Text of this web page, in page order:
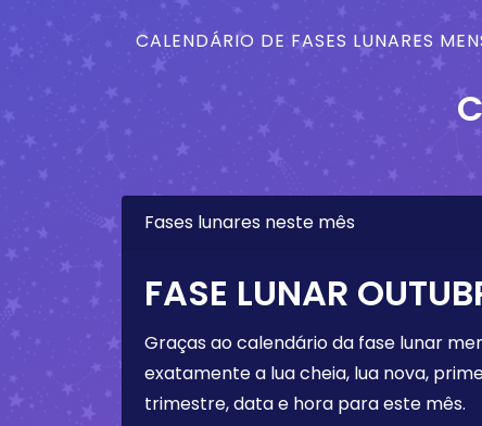
CALENDÁRIO DE FASES LUNARES
Fases lunares neste mês
FASE LUNAR
Graças ao calendário da fase lunar
exatamente a lua cheia, lua nova,
trimestre, data e hora para este mês.